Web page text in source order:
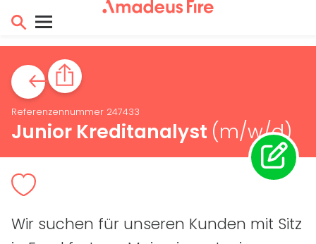
Referenzennummer 247433
Junior Kreditanalyst (m/w/d)
Wir suchen für unseren Kunden mit Sitz